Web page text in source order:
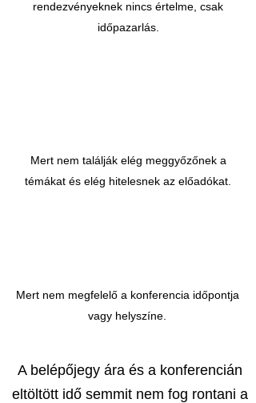
rendezvényeknek nincs értelme, csak
időpazarlás.
Mert nem találják elég meggyőzőnek a
témákat és elég hitelesnek az előadókat.
Mert nem megfelelő a konferencia időpontja
vagy helyszíne.
A belépőjegy ára és a konferencián
eltöltött idő semmit nem fog rontani a